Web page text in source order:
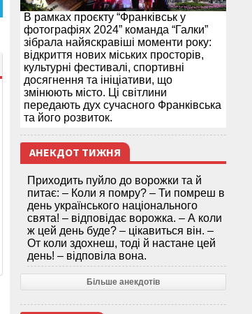
В рамках проєкту “Франківськ у
фотографіях 2024” команда “Галки”
зібрала найяскравіші моменти року:
відкриття нових міських просторів,
культурні фестивалі, спортивні
досягнення та ініціативи, що
змінюють місто. Ці світлини
передають дух сучасного Франківська
та його розвиток.
АНЕКДОТ ТИЖНЯ
Приходить пуйло до ворожки та й
питає: – Коли я помру? – Ти помреш в
день українського національного
свята! – відповідає ворожка. – А коли
ж цей день буде? – цікавиться він. –
От коли здохнеш, тоді й настане цей
день! – відповіла вона.
Більше анекдотів